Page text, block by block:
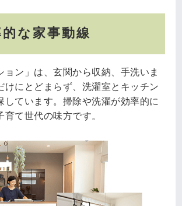
な家事動線
ョン」は、玄関から収納、手洗いま
けにとどまらず、洗濯室とキッチン
しています。掃除や洗濯が効率的に
て世代の味方です。